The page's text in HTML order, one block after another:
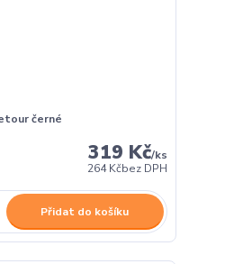
černé
319 Kč/ks
264 Kčbez DPH
Přidat do košíku